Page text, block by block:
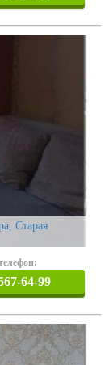
Старая
64-99